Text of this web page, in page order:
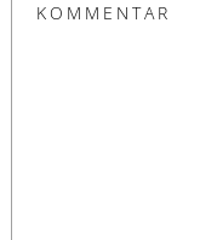
KOMMENTAR